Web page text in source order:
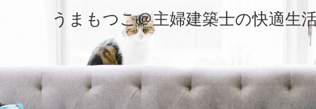
うまもつこ＠主婦建築士の快適生